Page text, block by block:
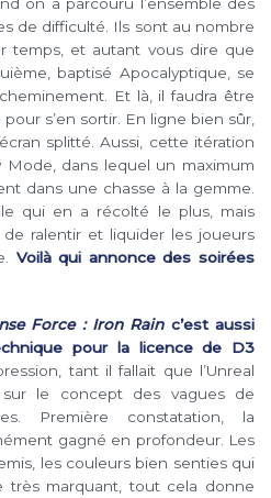
de difficulté. Ils sont au nombre
temps, et autant vous dire que
baptisé Apocalyptique, se
Et là, il faudra être
s’en sortir. En ligne bien sûr,
splitté. Aussi, cette itération
dans lequel un maximum
dans une chasse à la gemme.
qui en a récolté le plus, mais
ralentir et liquider les joueurs
Voilà qui annonce des soirées
Force : Iron Rainc’est aussi
pour la licence de D3
tant il fallait que l’Unreal
le concept des vagues de
Première constatation, la
gagné en profondeur. Les
les couleurs bien senties qui
très marquant, tout cela donne